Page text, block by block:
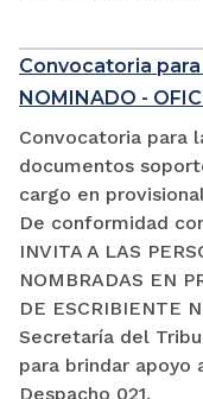
Convocatoria para
NOMINADO -
Convocatoria para
documentos
cargo en
De conformidad
INVITA A LAS
NOMBRADAS EN
DE ESCRIBIENTE
Secretaría del
para brindar apoyo
Despacho 021.